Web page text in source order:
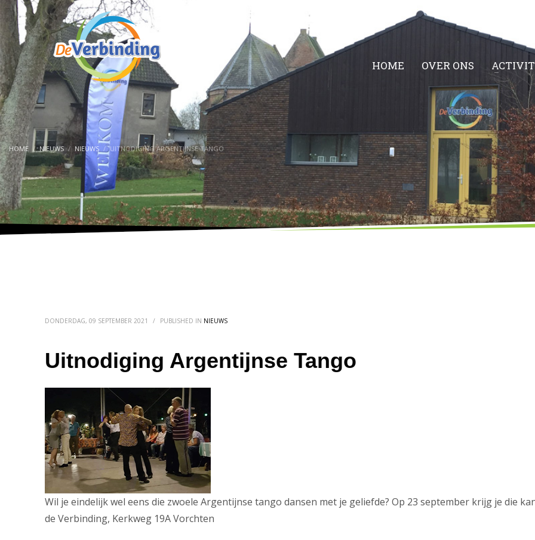
HOME OVER ONS
HOME NIEUWS NIEUWS UITNODIGING ARGENTIJNSE TANGO
DONDERDAG, 09 SEPTEMBER 2021 / PUBLISHED IN NIEUWS
Uitnodiging Argentijnse Tango
Wil je eindelijk wel eens die zwoele Argentijnse tango dansen met je geliefde? Op 23 september krijg je die
de Verbinding, Kerkweg 19A Vorchten